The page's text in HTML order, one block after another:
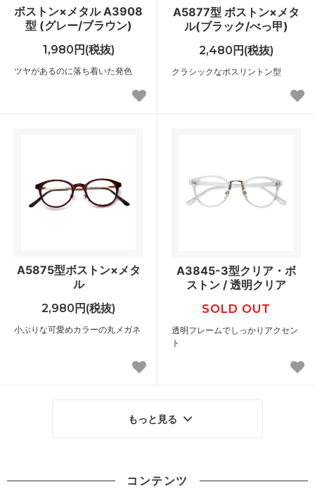
ボストン×メタル A3908
型 (グレー/ブラウン)
1,980円(税抜)
ツヤがあるのに落ち着いた発色
A5877型 ボストン×メタ
ル(ブラック/べっ甲)
2,480円(税抜)
クラシックなボスリントン型
A5875型ボストン×メタ
ル
2,980円(税抜)
小ぶりな可愛めカラーの丸メガネ
A3845-3型クリア・ボ
ストン / 透明クリア
SOLD OUT
透明フレームでしっかりアクセン
ト
もっと見る
コンテンツ